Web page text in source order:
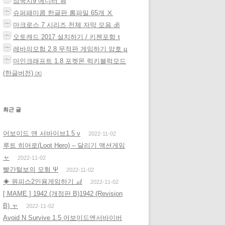
슈퍼패미콤 한글판 롬파일 65개 Ⅹ
마크로스 7 시리즈 전체 자막 모음 ㏈
오토캐드 2017 설치하기 / 키젠포함 τ
레바의모험 2.8 무적판 게임하기 암호 ц
마인크래프트 1.8 포켓몬 럭키블럭모드
(한글버전) ㈈
최근 글
어보이드 앤 서바이브1.5 ν 2022-11-02
루트 히어로(Loot Hero) – 달리기 액션게임
ャ
2022-11-02
빨간털보의 모험 Ψ 2022-11-02
◈ 원피스2인용게임하기 ㎕ 2022-11-02
[ MAME ] 1942 (개정판 B)1942 (Revision
B) ャ
2022-11-02
Avoid N Survive 1.5 어보이드엔서바이버